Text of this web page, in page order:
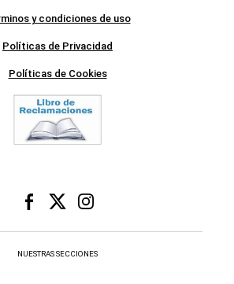
y condiciones de uso
Políticas de Privacidad
Políticas de Cookies
NUESTRAS SECCIONES